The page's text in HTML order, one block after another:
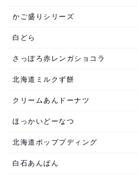
かご盛りシリーズ
白どら
さっぽろ赤レンガショコラ
北海道ミルクず餅
クリームあんドーナツ
ほっかいどーなつ
北海道ポッププディング
白石あんぱん